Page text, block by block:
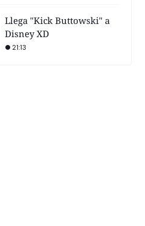
Llega "Kick Buttowski" a
Disney XD
21:13